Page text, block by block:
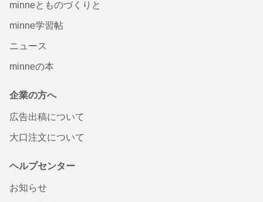
minneとものづくりと
minne学習帖
ニュース
minneの本
企業の方へ
広告出稿について
大口注文について
ヘルプセンター
お知らせ